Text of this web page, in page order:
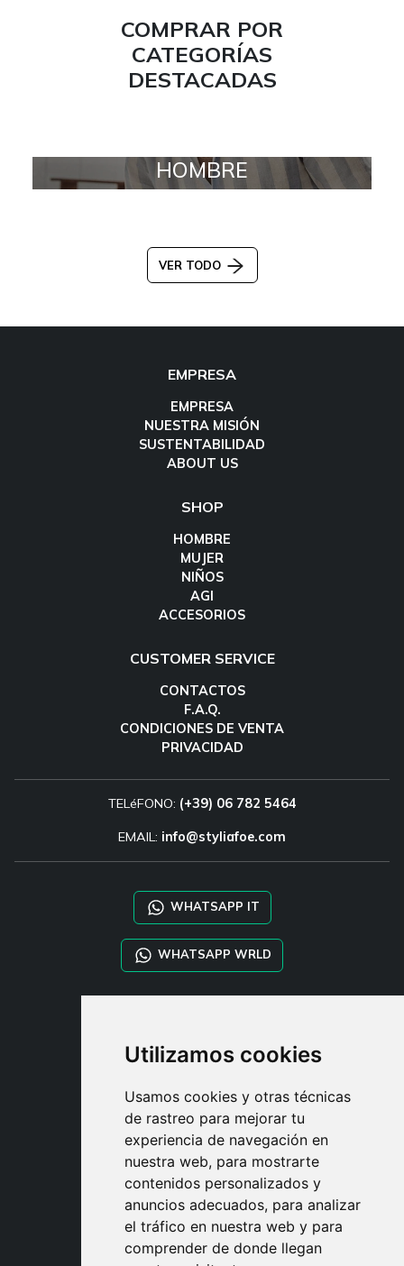
Utilizamos cookies
Usamos cookies y otras técnicas
de rastreo para mejorar tu
experiencia de navegación en
nuestra web, para mostrarte
contenidos personalizados y
anuncios adecuados, para analizar
el tráfico en nuestra web y para
comprender de donde llegan
COMPRAR POR
CATEGORÍAS
DESTACADAS
HOMBRE
VER TODO
EMPRESA
EMPRESA
NUESTRA MISIÓN
SUSTENTABILIDAD
ABOUT US
SHOP
HOMBRE
MUJER
NIÑOS
AGI
ACCESORIOS
CUSTOMER SERVICE
CONTACTOS
F.A.Q.
CONDICIONES DE VENTA
PRIVACIDAD
TELéFONO: (+39) 06 782 5464
EMAIL: info@styliafoe.com
WHATSAPP IT
WHATSAPP WRLD
TAYLOR MADE ORDERS
USUARIO
REGÍSTRATE
ACCEDER
CESTA